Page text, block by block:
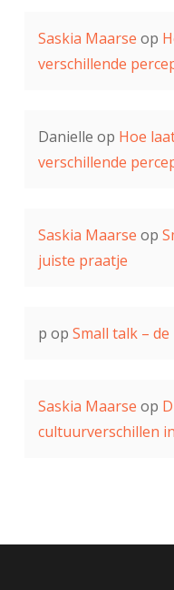
Saskia Maarse op
verschillende
Danielle op Hoe
verschillende
Saskia Maarse op
juiste praatje
p op Small talk –
Saskia Maarse op
cultuurverschillen